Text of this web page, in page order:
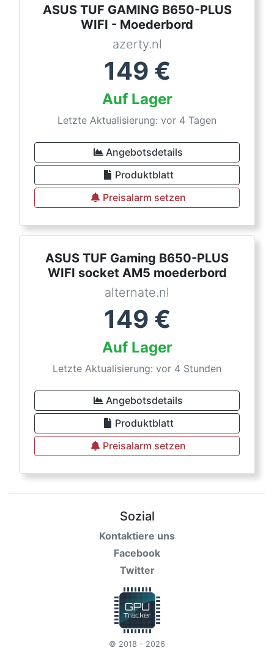
ASUS TUF GAMING B650-PLUS
WIFI - Moederbord
azerty.nl
149 €
Auf Lager
Letzte Aktualisierung: vor 4 Tagen
Angebotsdetails
Produktblatt
Preisalarm setzen
ASUS TUF Gaming B650-PLUS
WIFI socket AM5 moederbord
alternate.nl
149 €
Auf Lager
Letzte Aktualisierung: vor 4 Stunden
Angebotsdetails
Produktblatt
Preisalarm setzen
Sozial
Kontaktiere uns
Facebook
Twitter
© 2018 - 2026